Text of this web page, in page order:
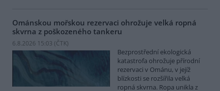
Ománskou mořskou rezervaci ohrožuje velká ropná
skvrna z poškozeného tankeru
6.8.2026 15:03 (ČTK)
Bezprostřední ekologická
katastrofa ohrožuje přírodní
rezervaci v Ománu, v jejíž
blízkosti se rozšířila velká
ropná skvrna. Ropa unikla z